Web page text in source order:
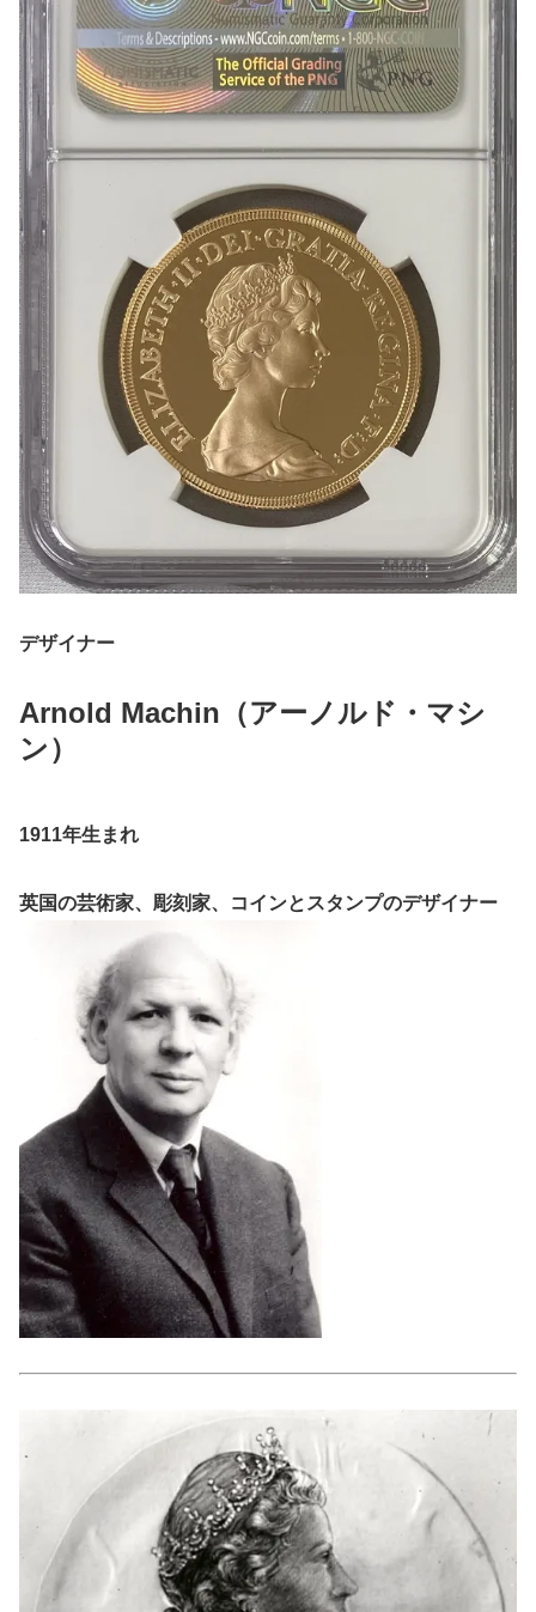
デザイナー
Arnold Machin（アーノルド・マシ
ン）
1911年生まれ
英国の芸術家、彫刻家、コインとスタンプのデザイナー